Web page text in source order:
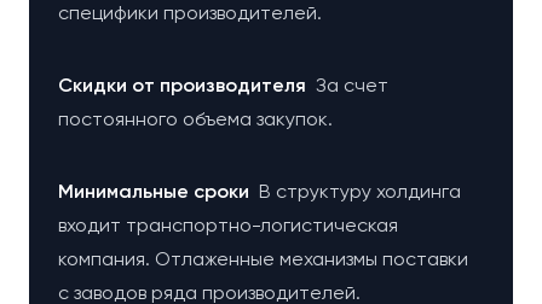
специфики производителей.
Cкидки от производителя За счет
постоянного объема закупок.
Минимальные сроки В структуру холдинга
входит транспортно-логистическая
компания. Отлаженные механизмы поставки
с заводов ряда производителей.